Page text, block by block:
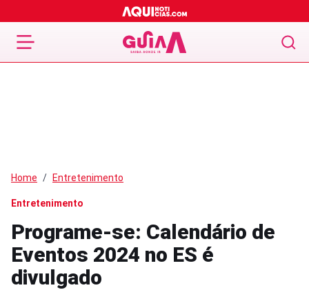
Home Entretenimento
Entretenimento
Programe-se: Calendário de
Eventos 2024 no ES é
divulgado